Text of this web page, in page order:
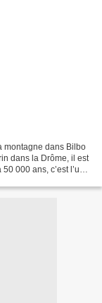
montagne dans Bilbo
dans la Drôme, il est
000 ans, c’est l’un